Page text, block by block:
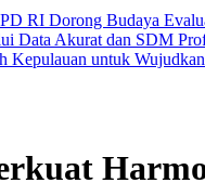
RI Dorong Budaya
Data Akurat dan SDM
Kepulauan untuk